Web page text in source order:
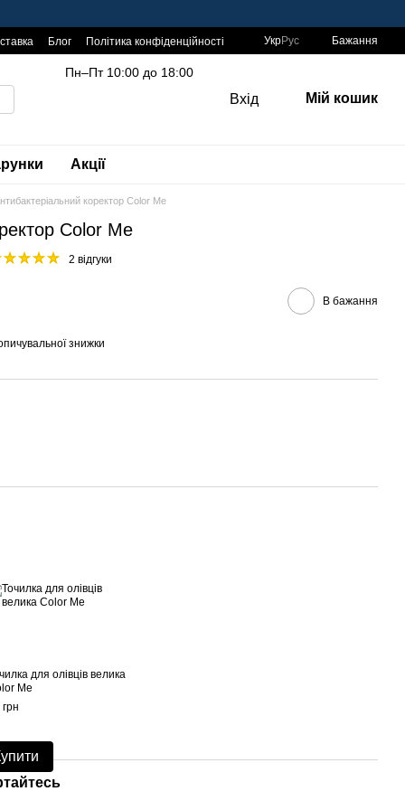
Блог
Політика конфіденційності
УкрРус Бажання
Пн–Пт 10:00 до 18:00
Вхід Мій кошик
Акції
коректор Color Me
Color Me
2 відгуки
В бажання
знижки
для олівців велика
Me